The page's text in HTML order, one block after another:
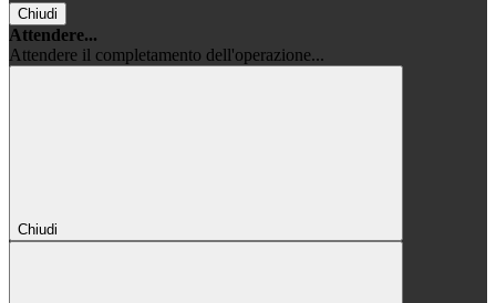
Chiudi
Attendere...
Attendere il completamento dell'operazione...
Chiudi